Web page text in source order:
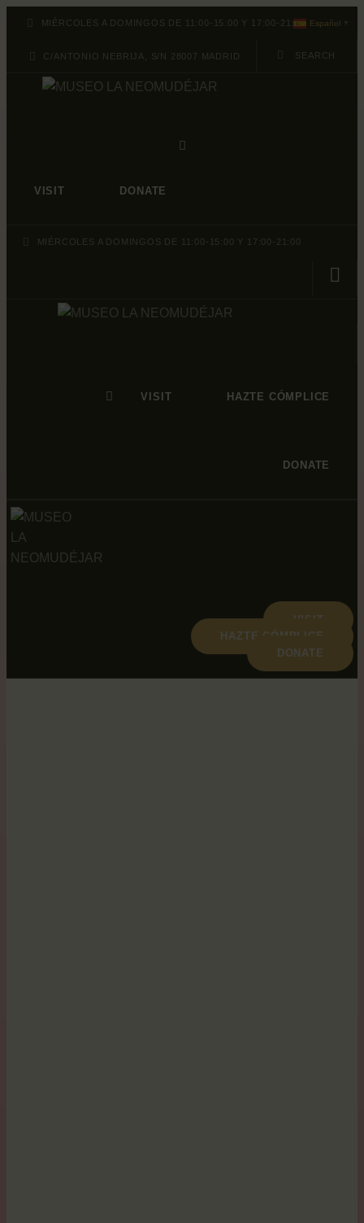
MIÉRCOLES A DOMINGOS DE 11:00-15:00 Y 17:00-21:00
C/ANTONIO NEBRIJA, S/N 28007 MADRID
VISIT DONATE
MIÉRCOLES A DOMINGOS DE 11:00-15:00 Y 17:00-21:00
VISIT HAZTE CÓMPLICE
DONATE
VISIT
HAZTE CÓMPLICE
DONATE
ABOUT
PROGRAMACION
Español